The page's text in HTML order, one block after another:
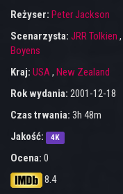
Reżyser: Peter Jackson
Scenarzysta: JRR Tolkien ,
Boyens
Kraj: USA, New Zealand
Rok wydania: 2001-12-18
Czas trwania: 3h 48m
Jakość:
4K
Ocena: 0
8.4